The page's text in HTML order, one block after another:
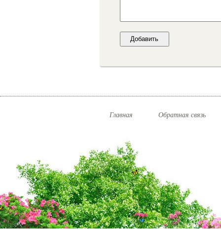
Главная Обратная связь